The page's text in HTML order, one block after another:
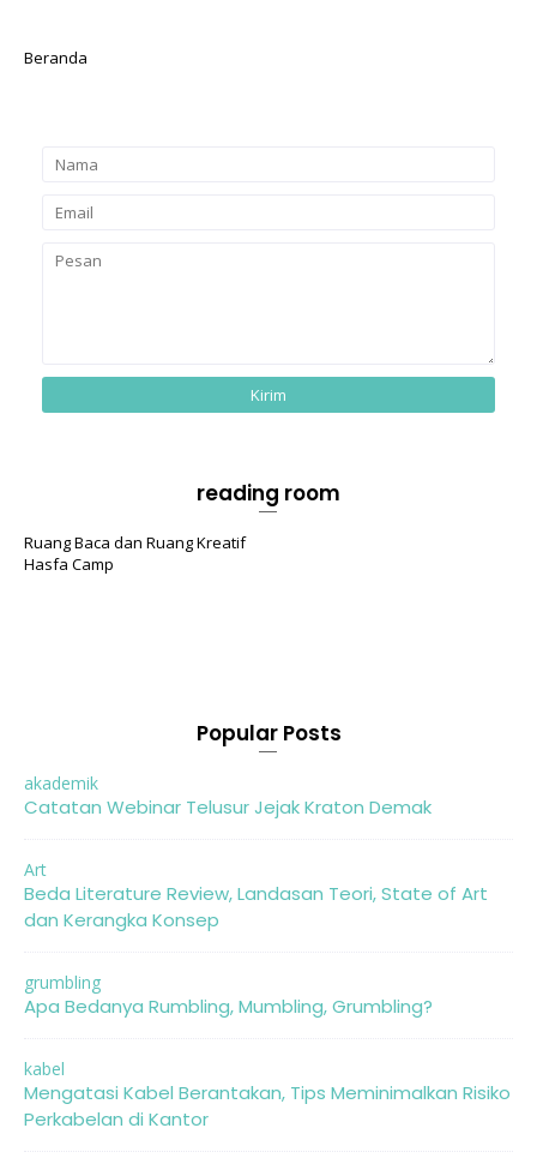
Beranda
reading room
Ruang Baca dan Ruang Kreatif
Hasfa Camp
Popular Posts
akademik
Catatan Webinar Telusur Jejak Kraton Demak
Art
Beda Literature Review, Landasan Teori, State of Art
dan Kerangka Konsep
grumbling
Apa Bedanya Rumbling, Mumbling, Grumbling?
kabel
Mengatasi Kabel Berantakan, Tips Meminimalkan Risiko
Perkabelan di Kantor